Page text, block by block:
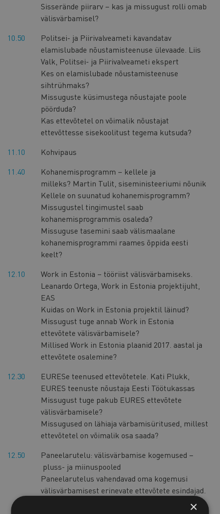
Sisserände piirarv – kas ja missugust rolli omab
välisvärbamisel?
10.50
Politsei- ja Piirivalveameti kavandatav
elamislubade nõustamisteenuse ülevaade. Liis
Valk, Politsei- ja Piirivalveameti ekspert
Kes on elamislubade nõustamisteenuse
sihtrühmaks?
Missuguste küsimustega nõustajate poole
pöörduda?
Kas ettevõtetel on võimalik nõustajat
ettevõttesse sisekoolitust tegema kutsuda?
11.10
Kohvipaus
11.40
Kohanemisprogramm – kellele ja
milleks? Martin Tulit, siseministeeriumi nõunik
Kellele on suunatud kohanemisprogramm?
Missugustel tingimustel saab
kohanemisprogrammis osaleda?
Missuguse tasemini saab välismaalane
kohanemisprogrammi raames õppida eesti
keelt?
12.10
Work in Estonia – tööriist välisvärbamiseks.
Leanardo Ortega, Work in Estonia projektijuht,
EAS
Kuidas on Work in Estonia projektil läinud?
Missugust tuge annab Work in Estonia
ettevõtete välisvärbamisele?
Millised Work in Estonia plaanid 2017. aastal ja
ettevõtete osalemine?
12.30
EURESe teenused ettevõtetele. Kati Plukk,
EURES teenuste nõustaja Eesti Töötukassas
Missugust tuge pakub EURES ettevõtete
välisvärbamisele?
Missugused on lähiaja värbamisüritused, millest
ettevõtetel on võimalik osa saada?
12.50
Paneelarutelu: välisvärbamise kogemused –
pluss- ja miinuspooled
Paneelarutelus vahendavad oma kogemusi
välisvärbamisest erinevate ettevõtete esindajad.
×